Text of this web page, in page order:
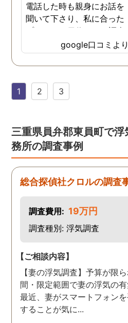
電話した時も親身にお話を
聞いて下さり、私に合った
プランで15日位かけて調査
してもらいました。 噂通り
調査も細かく、こんな所ま
でしっかり撮ってくれたん
拠で旦那と今後の話しが早
で本当に色々と教えてくだ
さり、よくないことはしっ
かり注意してくださる方で
した。本当に感謝してま
す。また分からない事があ
願いします。 この度はあり
がとうございました！！
google口コミより
1 2 3
三重県員弁郡東員町で
務所の調査事例
総合探偵社クロルの調査
調査費用: 19万円
調査種別: 浮気調査
【ご相談内容】
【妻の浮気調査】予算が限
間・限定範囲で妻の浮気の有
最近、妻がスマートフォン
することが気に...